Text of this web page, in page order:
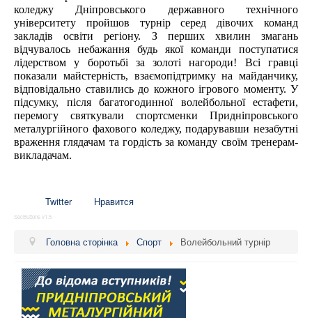
коледжу Дніпровського державного технічного
університету пройшов турнір серед дівочих команд
закладів освіти регіону. З перших хвилин змагань
відчувалось небажання будь якої команди поступатися
лідерством у боротьбі за золоті нагороди! Всі гравці
показали майстерність, взаємопідтримку на майданчику,
відповідально ставились до кожного ігрового моменту. У
підсумку, після багатогодинної волейбольної естафети,
перемогу святкували спортсменки Придніпровського
металургійного фахового коледжу, подарувавши незабутні
враження глядачам та гордість за команду своїм тренерам-
викладачам.
Twitter Нравится
SocButtons v1.5
Головна сторінка Спорт Волейбольний турнір